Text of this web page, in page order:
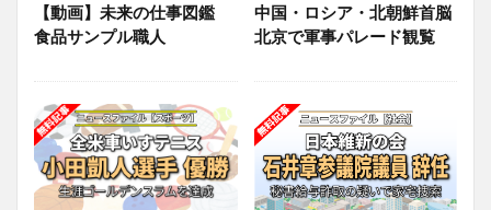
【動画】未来の仕事図鑑
食品サンプル職人
中国・ロシア・北朝鮮首脳
北京で軍事パレード観覧